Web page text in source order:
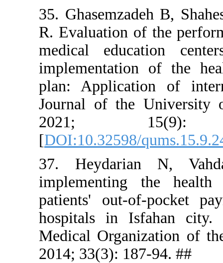
35.
R.
medical
plan:
Journal of
[
37.
patients'
hospitals
Medical
2014;